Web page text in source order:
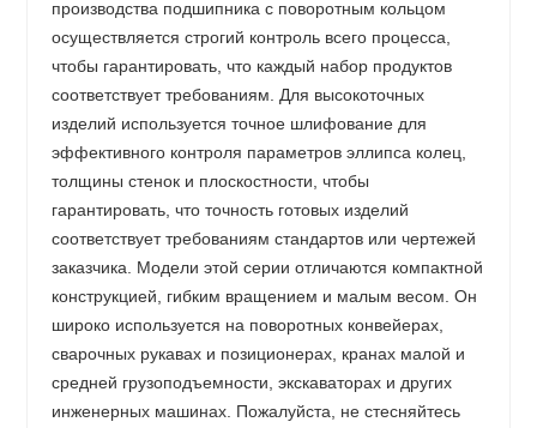
производства подшипника с поворотным кольцом
осуществляется строгий контроль всего процесса,
чтобы гарантировать, что каждый набор продуктов
соответствует требованиям. Для высокоточных
изделий используется точное шлифование для
эффективного контроля параметров эллипса колец,
толщины стенок и плоскостности, чтобы
гарантировать, что точность готовых изделий
соответствует требованиям стандартов или чертежей
заказчика. Модели этой серии отличаются компактной
конструкцией, гибким вращением и малым весом. Он
широко используется на поворотных конвейерах,
сварочных рукавах и позиционерах, кранах малой и
средней грузоподъемности, экскаваторах и других
инженерных машинах. Пожалуйста, не стесняйтесь